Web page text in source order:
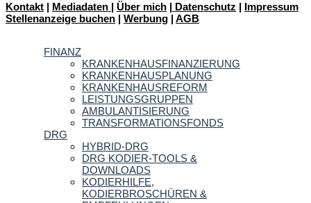
Kontakt | Mediadaten | Über mich | Datenschutz | Impressum
Stellenanzeige buchen | Werbung | AGB
FINANZ
KRANKENHAUSFINANZIERUNG
KRANKENHAUSPLANUNG
KRANKENHAUSREFORM
LEISTUNGSGRUPPEN
AMBULANTISIERUNG
TRANSFORMATIONSFONDS
DRG
HYBRID-DRG
DRG KODIER-TOOLS &
DOWNLOADS
KODIERHILFE,
KODIERBROSCHÜREN &